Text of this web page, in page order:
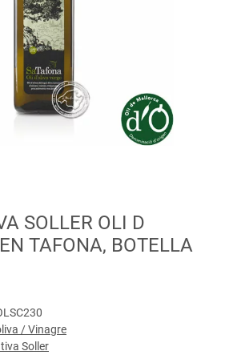
SOLLER OLI D
TAFONA, BOTELLA
/ Vinagre
Soller